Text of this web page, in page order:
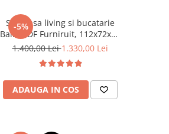
-5%
Set masa living si bucatarie
Bali, MDF Furniruit, 112x72x74
cm si 4 scaune Vienna, lemn
nuc
1.400,00 Lei1.330,00 Lei
ADAUGA IN COS